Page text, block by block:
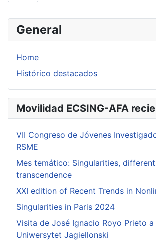
General
Home
Histórico destacados
Movilidad ECSING-AFA
VII Congreso de Jóvenes
RSME
Mes temático: Singularities,
transcendence
XXI edition of Recent Trends in
Singularities in Paris 2024
Visita de José Ignacio Royo Prieto a
Uniwersytet Jagiellonski